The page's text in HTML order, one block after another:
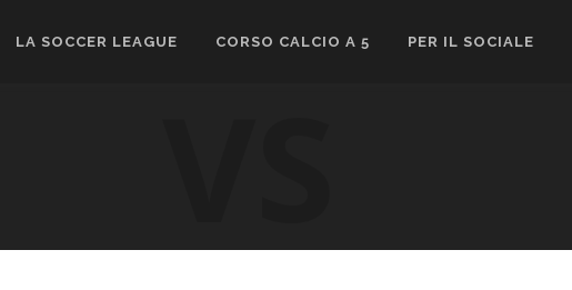
LA SOCCER LEAGUE CORSO CALCIO A 5 PER IL SOCIALE